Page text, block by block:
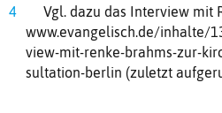
Vgl. dazu das Interview mit
www.evangelisch.de/inhalte/
view-mit-renke-brahms-zur-
sultation-berlin (zuletzt